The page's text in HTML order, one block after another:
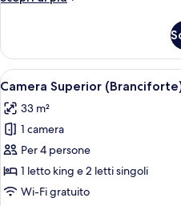
Superior
(Abatellis)
Apri
tutte
le
foto
per
Camera
Superior
6
Camera Superior
33 m²
1 camera
Per 4 persone
1 letto king e 2 letti singoli
Wi-Fi gratuito